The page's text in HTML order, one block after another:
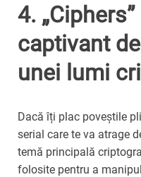
4.
captivant
unei lumi
Dacă îți plac poveștile
serial care te va atrage
temă principală
folosite pentru a